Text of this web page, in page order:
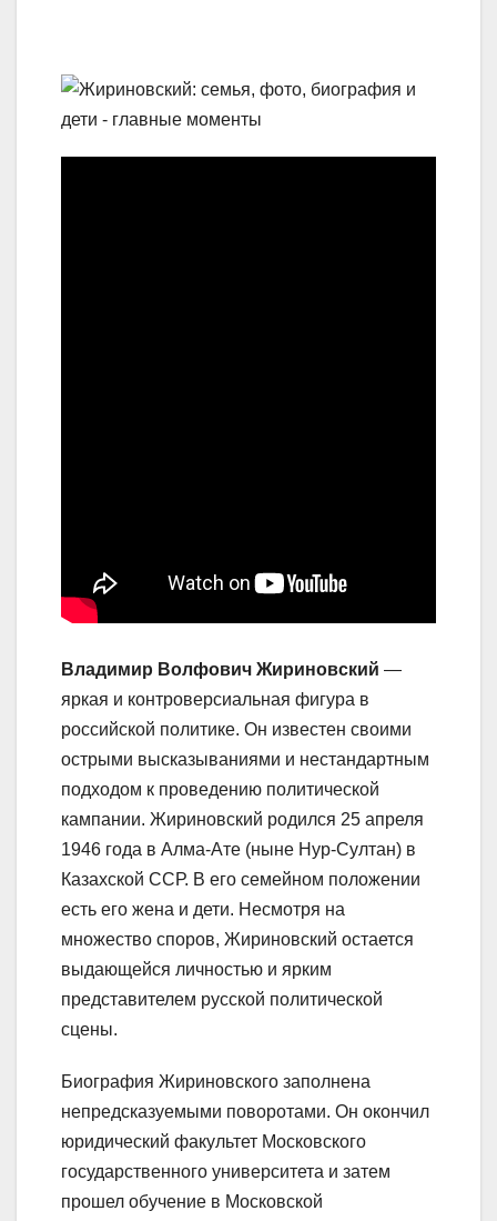
Владимир Волфович Жириновский —
яркая и контроверсиальная фигура в
российской политике. Он известен своими
острыми высказываниями и нестандартным
подходом к проведению политической
кампании. Жириновский родился 25 апреля
1946 года в Алма-Ате (ныне Нур-Султан) в
Казахской ССР. В его семейном положении
есть его жена и дети. Несмотря на
множество споров, Жириновский остается
выдающейся личностью и ярким
представителем русской политической
сцены.
Биография Жириновского заполнена
непредсказуемыми поворотами. Он окончил
юридический факультет Московского
государственного университета и затем
прошел обучение в Московской